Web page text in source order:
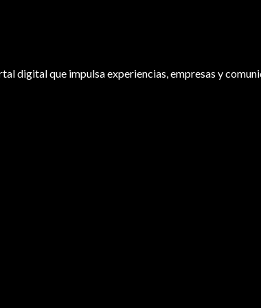
digital que impulsa experiencias, empresas y